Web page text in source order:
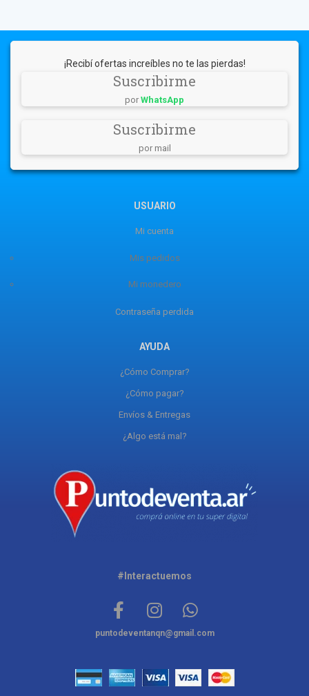
¡Recibí ofertas increíbles no te las pierdas!
Suscribirme
por WhatsApp
Suscribirme
por mail
USUARIO
Mi cuenta
Mis pedidos
Mi monedero
Contraseña perdida
AYUDA
¿Cómo Comprar?
¿Cómo pagar?
Envíos & Entregas
¿Algo está mal?
#Interactuemos
puntodeventanqn@gmail.com